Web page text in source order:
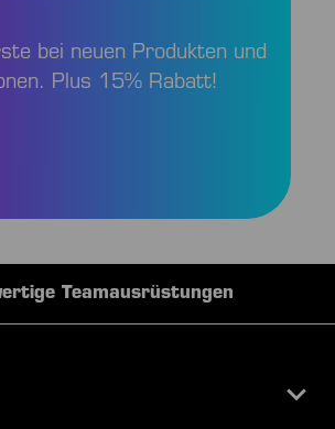
bei neuen Produkten und
Plus 15% Rabatt!
Teamausrüstungen